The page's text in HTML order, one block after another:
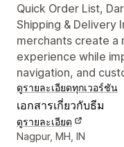
Quick Order List,
Shipping & Delivery
merchants create a
experience while
navigation, and
ดูรายละเอียดทุกเวอร์ชัน
เอกสารเกี่ยวกับธีม
ดูรายละเอียด
รายละเอียดการติดต่อ
Nagpur, MH, IN